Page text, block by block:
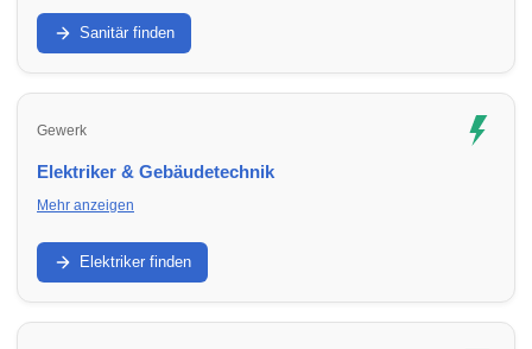
Badumbau, Leitungen, Armaturen, Abdichtung: Finde
Sanitärbetriebe in Umbgebungen für Neubau, Sanierung und
Reparatur.
Sanitär finden
Gewerk
Elektriker & Gebäudetechnik
Mehr anzeigen
Elektroinstallation, Sicherungskasten, E-Check, Smart Home:
Finde Elektriker in Umbgebungen für Ausbau,
Modernisierung und Sicherheit.
Elektriker finden